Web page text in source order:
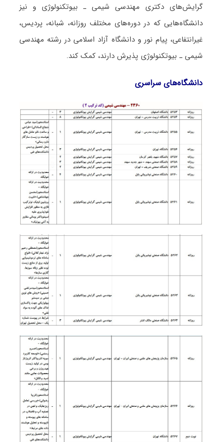
گرایش‌های دکتری مهندسی شیمی ـ ﺑﻴﻮﺗﻜﻨﻮﻟﻮژی و نیز
دانشگاه‌هایی که در دوره‌های مختلف روزانه، شبانه، پردیس،
غیرانتفاعی، پیام نور و دانشگاه آزاد اﺳﻼمی در رشته مهندسی
شیمی ـ ﺑﻴﻮﺗﻜﻨﻮﻟﻮژی پذیرش دارند، کمک کند.
دانشگاه‌های سراسری